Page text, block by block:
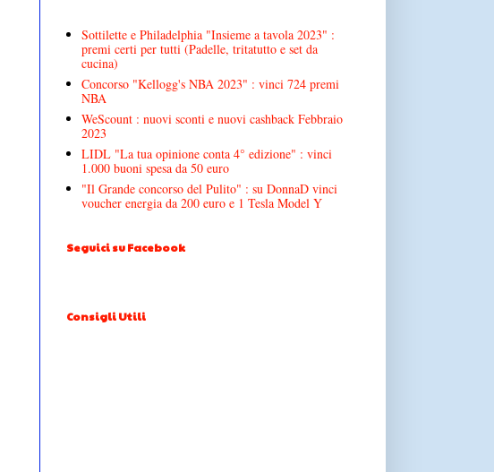
Sottilette e Philadelphia "Insieme a tavola 2023" :
premi certi per tutti (Padelle, tritatutto e set da
cucina)
Concorso "Kellogg's NBA 2023" : vinci 724 premi
NBA
WeScount : nuovi sconti e nuovi cashback Febbraio
2023
LIDL "La tua opinione conta 4° edizione" : vinci
1.000 buoni spesa da 50 euro
"Il Grande concorso del Pulito" : su DonnaD vinci
voucher energia da 200 euro e 1 Tesla Model Y
Seguici su Facebook
Consigli Utili